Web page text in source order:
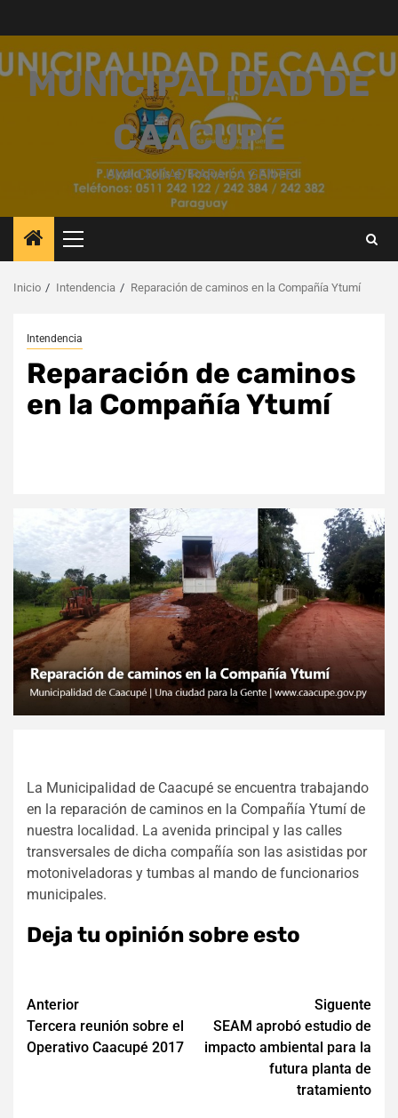
contenido
MUNICIPALIDAD DE
CAACUPÉ
UNA CIUDAD PARA LA GENTE
Menú
principal
Inicio Intendencia Reparación de caminos en la Compañía Ytumí
Intendencia
Reparación de caminos
en la Compañía Ytumí
La Municipalidad de Caacupé se encuentra trabajando
en la reparación de caminos en la Compañía Ytumí de
nuestra localidad. La avenida principal y las calles
transversales de dicha compañía son las asistidas por
motoniveladoras y tumbas al mando de funcionarios
municipales.
Deja tu opinión sobre esto
Navegación
de
Anterior
Tercera reunión sobre el
Operativo Caacupé 2017
Siguente
SEAM aprobó estudio de
impacto ambiental para la
futura planta de
tratamiento